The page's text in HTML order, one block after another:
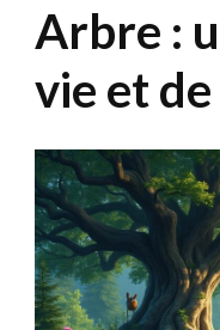
Arbre :
vie et